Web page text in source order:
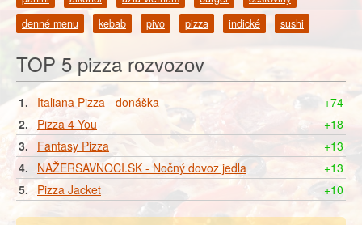
denné menu
kebab pivo pizza indické sushi
TOP 5 pizza rozvozov
1. Italiana Pizza - donáška
+74
2.
Pizza 4 You
+18
3.
Fantasy Pizza
+13
4.
NAŽERSAVNOCI.SK - Nočný dovoz jedla
+13
5.
Pizza Jacket +10